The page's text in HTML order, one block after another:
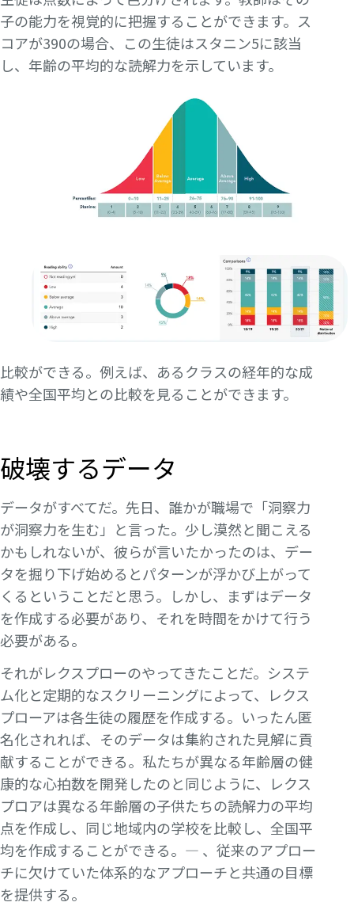
子の能力を視覚的に把握することができます。ス
コアが390の場合、この生徒はスタニン5に該当
し、年齢の平均的な読解力を示しています。
比較ができる。例えば、あるクラスの経年的な成
績や全国平均との比較を見ることができます。
破壊するデータ
データがすべてだ。先日、誰かが職場で「洞察力
が洞察力を生む」と言った。少し漠然と聞こえる
かもしれないが、彼らが言いたかったのは、デー
タを掘り下げ始めるとパターンが浮かび上がって
くるということだと思う。しかし、まずはデータ
を作成する必要があり、それを時間をかけて行う
必要がある。
それがレクスプローのやってきたことだ。システ
ム化と定期的なスクリーニングによって、レクス
プローアは各生徒の履歴を作成する。いったん匿
名化されれば、そのデータは集約された見解に貢
献することができる。私たちが異なる年齢層の健
康的な心拍数を開発したのと同じように、レクス
プロアは異なる年齢層の子供たちの読解力の平均
点を作成し、同じ地域内の学校を比較し、全国平
均を作成することができる。— 、従来のアプロー
チに欠けていた体系的なアプローチと共通の目標
を提供する。